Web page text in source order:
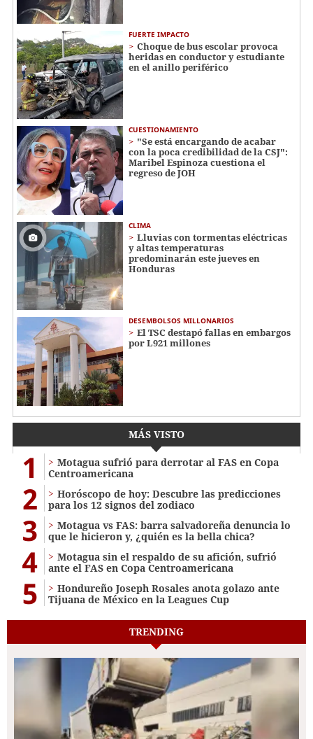
FUERTE IMPACTO
Choque de bus escolar provoca
heridas en conductor y estudiante
en el anillo periférico
CUESTIONAMIENTO
"Se está encargando de acabar
con la poca credibilidad de la CSJ":
Maribel Espinoza cuestiona el
regreso de JOH
CLIMA
Lluvias con tormentas eléctricas
y altas temperaturas
predominarán este jueves en
Honduras
DESEMBOLSOS MILLONARIOS
El TSC destapó fallas en embargos
por L921 millones
MÁS VISTO
1
Motagua sufrió para derrotar al FAS en Copa
Centroamericana
2
Horóscopo de hoy: Descubre las predicciones
para los 12 signos del zodiaco
3
Motagua vs FAS: barra salvadoreña denuncia lo
que le hicieron y, ¿quién es la bella chica?
4
Motagua sin el respaldo de su afición, sufrió
ante el FAS en Copa Centroamericana
5
Hondureño Joseph Rosales anota golazo ante
Tijuana de México en la Leagues Cup
TRENDING